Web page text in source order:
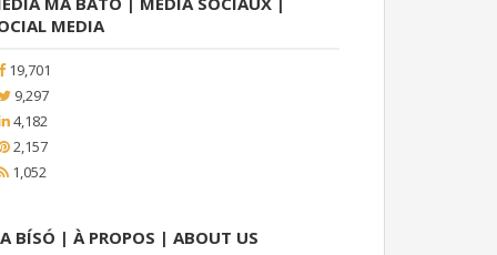
MEDIA
19,701
9,297
4,182
2,157
1,052
BÍSÓ | À PROPOS | ABOUT US